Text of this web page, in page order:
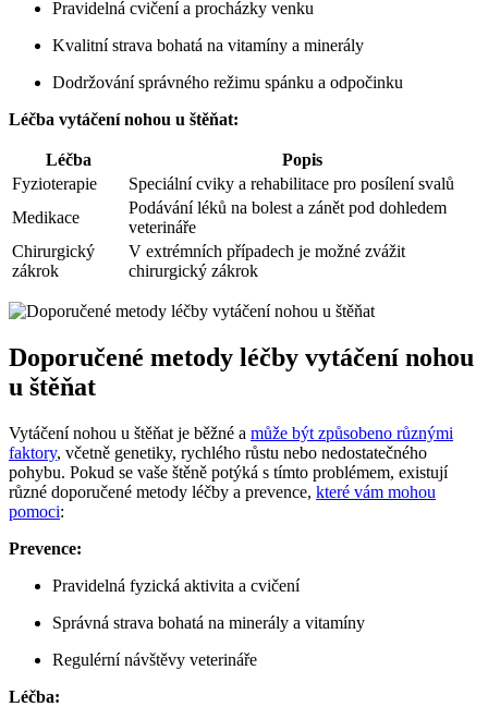
Pravidelná cvičení a procházky venku
Kvalitní strava bohatá na vitamíny a minerály
Dodržování správného režimu spánku a odpočinku
Léčba vytáčení nohou u štěňat:
Léčba
Popis
Fyzioterapie
Speciální cviky a rehabilitace pro posílení svalů
Medikace
Podávání léků na bolest a zánět pod dohledem
veterináře
Chirurgický
zákrok
V extrémních případech je možné zvážit
chirurgický zákrok
Doporučené metody léčby vytáčení nohou
u štěňat
Vytáčení nohou u štěňat je běžné a může být způsobeno různými
faktory, včetně genetiky, rychlého růstu nebo nedostatečného
pohybu. Pokud se vaše štěně potýká s tímto problémem, existují
různé doporučené metody léčby a prevence, které vám mohou
pomoci:
Prevence:
Pravidelná fyzická aktivita a cvičení
Správná strava bohatá na minerály a vitamíny
Regulérní návštěvy veterináře
Léčba: